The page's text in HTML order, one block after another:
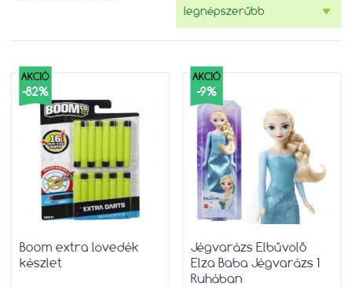
AKCIÓ
-82%
Boom extra lövedék
készlet
AKCIÓ
-9%
Jégvarázs Elbűvölő
Elza Baba Jégvarázs 1
Ruhában